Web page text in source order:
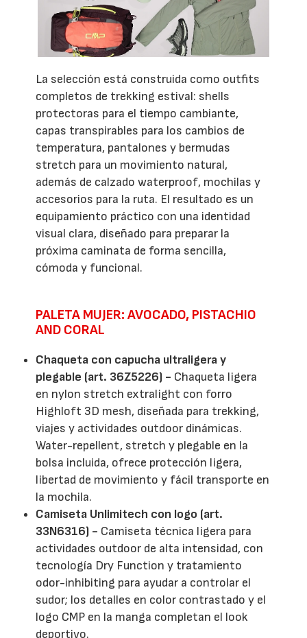
La selección está construida como outfits
completos de trekking estival: shells
protectoras para el tiempo cambiante,
capas transpirables para los cambios de
temperatura, pantalones y bermudas
stretch para un movimiento natural,
además de calzado waterproof, mochilas y
accesorios para la ruta. El resultado es un
equipamiento práctico con una identidad
visual clara, diseñado para preparar la
próxima caminata de forma sencilla,
cómoda y funcional.
PALETA MUJER: AVOCADO, PISTACHIO
AND CORAL
Chaqueta con capucha ultraligera y
plegable (art. 36Z5226) - Chaqueta ligera
en nylon stretch extralight con forro
Highloft 3D mesh, diseñada para trekking,
viajes y actividades outdoor dinámicas.
Water-repellent, stretch y plegable en la
bolsa incluida, ofrece protección ligera,
libertad de movimiento y fácil transporte en
la mochila.
Camiseta Unlimitech con logo (art.
33N6316) - Camiseta técnica ligera para
actividades outdoor de alta intensidad, con
tecnología Dry Function y tratamiento
odor-inhibiting para ayudar a controlar el
sudor; los detalles en color contrastado y el
logo CMP en la manga completan el look
deportivo.